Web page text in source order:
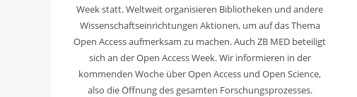
Week statt. Weltweit organisieren Bibliotheken und andere
Wissenschaftseinrichtungen Aktionen, um auf das Thema
Open Access aufmerksam zu machen. Auch ZB MED beteiligt
sich an der Open Access Week. Wir informieren in der
kommenden Woche über Open Access und Open Science,
also die Öffnung des gesamten Forschungsprozesses.